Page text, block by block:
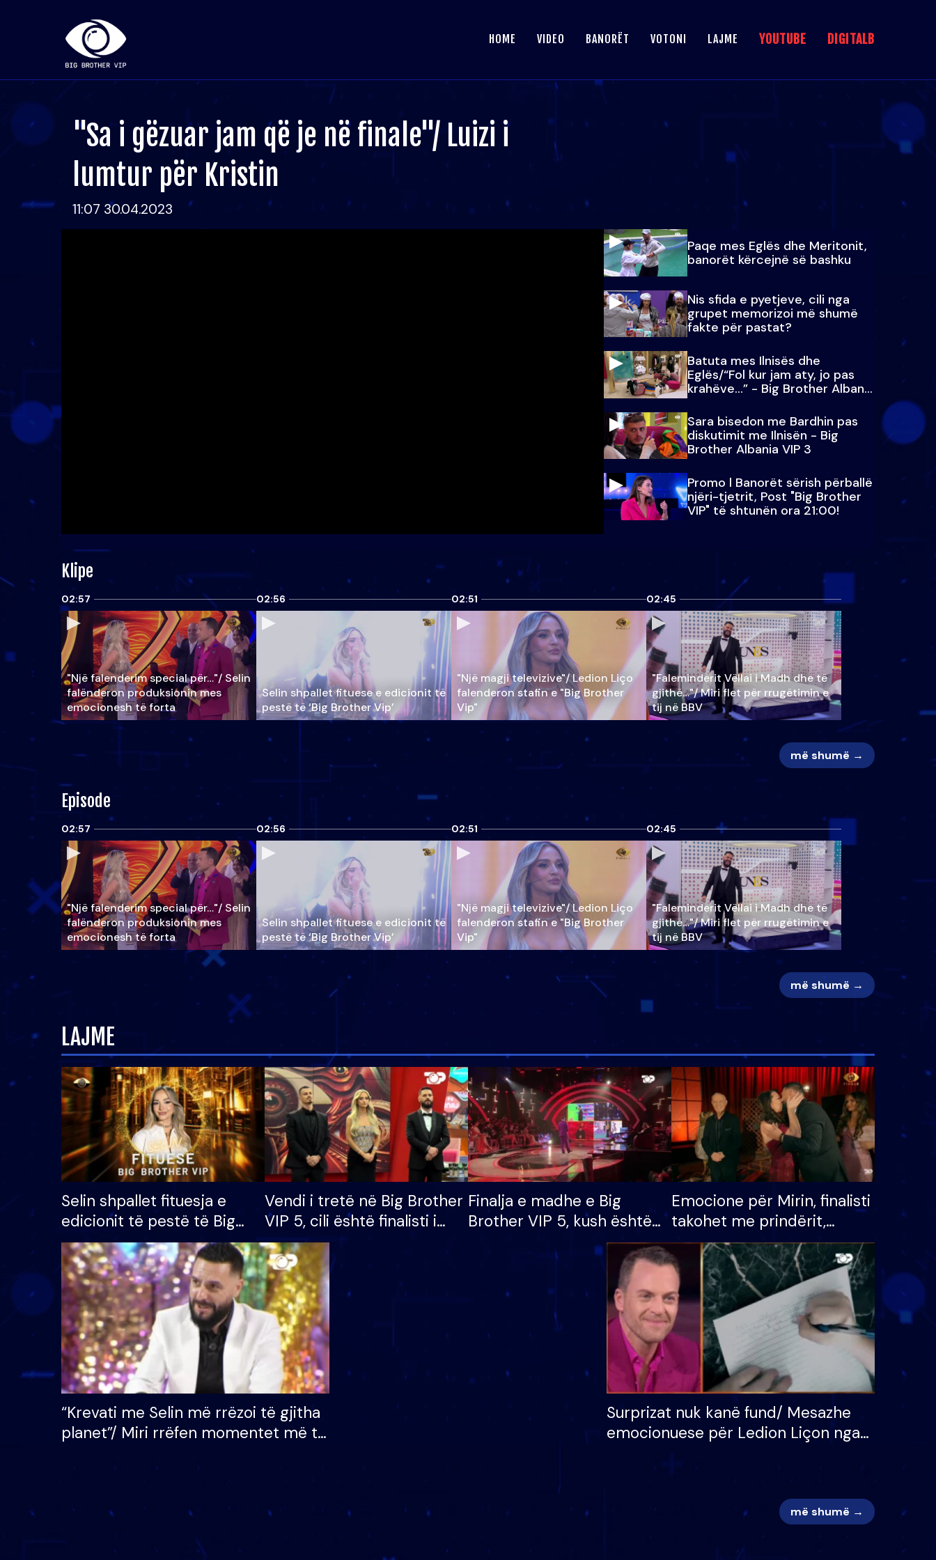
HOME VIDEO BANORËT VOTONI LAJME YOUTUBE DIGITALB
"Sa i gëzuar jam që je në finale"/ Luizi i
lumtur për Kristin
11:07 30.04.2023
Paqe mes Eglës dhe Meritonit,
banorët kërcejnë së bashku
Nis sfida e pyetjeve, cili nga
grupet memorizoi më shumë
fakte për pastat?
Batuta mes Ilnisës dhe
Eglës/“Fol kur jam aty, jo pas
krahëve…” - Big Brother Albania
VIP 3
Sara bisedon me Bardhin pas
diskutimit me Ilnisën - Big
Brother Albania VIP 3
Promo l Banorët sërish përballë
njëri-tjetrit, Post "Big Brother
VIP" të shtunën ora 21:00!
Klipe
02:57
"Një falenderim special për…"/ Selin
falënderon produksionin mes
emocionesh të forta
02:56
Selin shpallet fituese e edicionit të
pestë të ‘Big Brother Vip’
02:51
"Një magji televizive"/ Ledion Liço
falenderon stafin e "Big Brother
Vip"
02:45
"Faleminderit Vëllai i Madh dhe të
gjithë…"/ Miri flet për rrugëtimin e
tij në BBV
më shumë →
Episode
02:57
"Një falenderim special për…"/ Selin
falënderon produksionin mes
emocionesh të forta
02:56
Selin shpallet fituese e edicionit të
pestë të ‘Big Brother Vip’
02:51
"Një magji televizive"/ Ledion Liço
falenderon stafin e "Big Brother
Vip"
02:45
"Faleminderit Vëllai i Madh dhe të
gjithë…"/ Miri flet për rrugëtimin e
tij në BBV
më shumë →
LAJME
Selin shpallet fituesja e
edicionit të pestë të Big
Brother VIP, rrëmben
çmimin e madh prej 100
mijë eurosh
Vendi i tretë në Big Brother
VIP 5, cili është finalisti i
radhës që lë shtëpinë
Finalja e madhe e Big
Brother VIP 5, kush është
banori i parë që lë shtëpinë
dhe humb mundësinë për
të fituar çmimin e madh
Emocione për Mirin, finalisti
takohet me prindërit,
vajzën dhe bashkëshorten:
S’kemi ndonjë letër divorci
apo jo?
“Krevati me Selin më rrëzoi të gjitha
planet”/ Miri rrëfen momentet më të
mungojë zilja e mëngjesit kur…
Surprizat nuk kanë fund/ Mesazhe
emocionuese për Ledion Liçon nga
më shumë →